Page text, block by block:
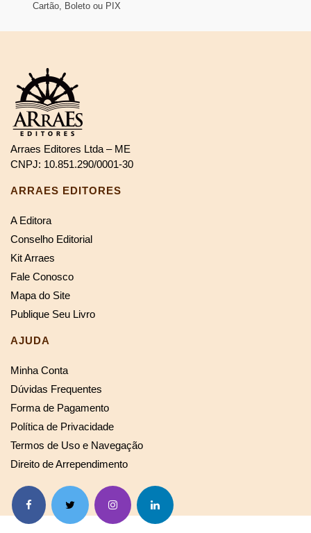
Cartão, Boleto ou PIX
Arraes Editores Ltda – ME
CNPJ: 10.851.290/0001-30
ARRAES EDITORES
A Editora
Conselho Editorial
Kit Arraes
Fale Conosco
Mapa do Site
Publique Seu Livro
AJUDA
Minha Conta
Dúvidas Frequentes
Forma de Pagamento
Política de Privacidade
Termos de Uso e Navegação
Direito de Arrependimento